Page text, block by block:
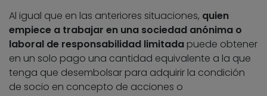
Al igual que en las anteriores situaciones, quien
empiece a trabajar en una sociedad anónima o
laboral de responsabilidad limitada puede obtener
en un solo pago una cantidad equivalente a la que
tenga que desembolsar para adquirir la condición
de socio en concepto de acciones o